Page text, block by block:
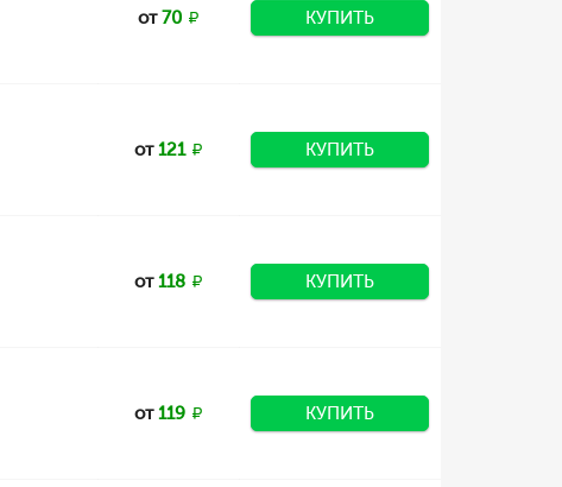
от70 КУПИТЬ
от121 КУПИТЬ
от118 КУПИТЬ
от119 КУПИТЬ